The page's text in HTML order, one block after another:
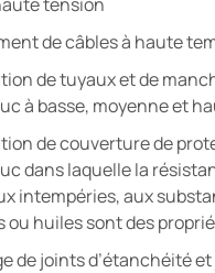
de câbles à haute
de tuyaux et de
à basse, moyenne et
de couverture de
dans laquelle la
intempéries, aux
ou huiles sont des
de joints d’étanchéité